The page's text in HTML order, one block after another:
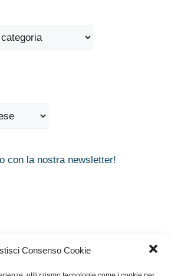
Consenso Cookie
con la nostra newsletter!